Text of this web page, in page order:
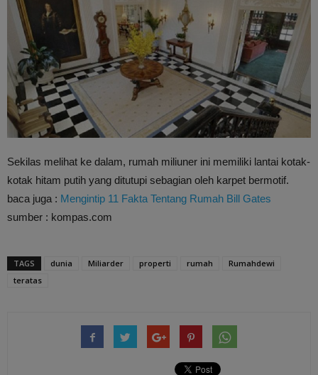
Sekilas melihat ke dalam, rumah miliuner ini memiliki lantai kotak-
kotak hitam putih yang ditutupi sebagian oleh karpet bermotif.
baca juga : Mengintip 11 Fakta Tentang Rumah Bill Gates
sumber : kompas.com
TAGS dunia Miliarder properti rumah
Rumahdewi
teratas